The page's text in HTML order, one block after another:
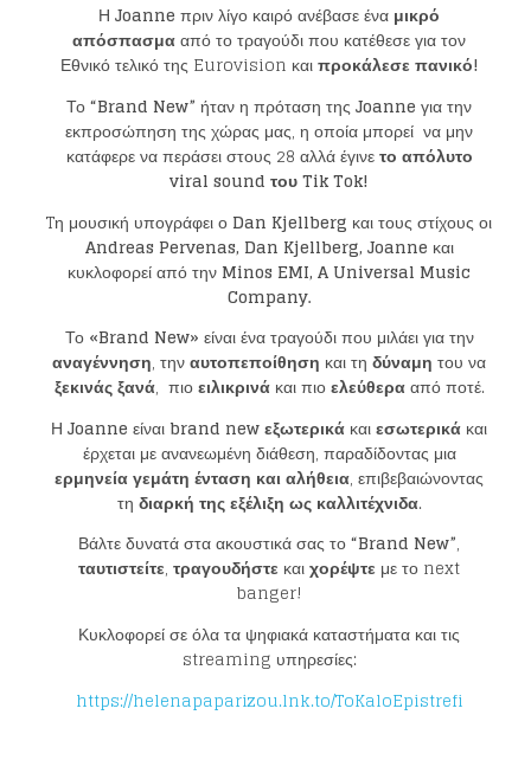
ΗJoanne πριν λίγο καιρό ανέβασε ένα μικρό
απόσπασμααπό το τραγούδι που κατέθεσε για τον
Εθνικό τελικό της Eurovision καιπροκάλεσε πανικό!
Το“Brand New” ήταν η πρόταση τηςJoanneγια την
εκπροσώπηση της χώρας μας, η οποία μπορεί να μην
κατάφερε να περάσει στους 28 αλλά έγινετο απόλυτο
viral sound του Tik Tok!
Tη μουσική υπογράφει ο Dan Kjellberg και τους στίχους οι
Andreas Pervenas, Dan Kjellberg, Joanne και
κυκλοφορεί από την Minos EMI, A Universal Music
Company.
Το «Brand New» είναι ένα τραγούδι που μιλάει για την
αναγέννηση, τηναυτοπεποίθηση και τηδύναμη του να
ξεκινάς ξανά, πιοειλικρινάκαι πιοελεύθερααπό ποτέ.
ΗJoanneείναι brand new εξωτερικά καιεσωτερικά και
έρχεται με ανανεωμένη διάθεση, παραδίδοντας μια
ερμηνεία γεμάτη ένταση και αλήθεια, επιβεβαιώνοντας
τη διαρκή της εξέλιξη ως καλλιτέχνιδα.
Βάλτε δυνατά στα ακουστικά σας το“Brand New”,
ταυτιστείτε,τραγουδήστε καιχορέψτε με το next
banger!
Κυκλοφορεί σε όλα τα ψηφιακά καταστήματα και τις
streaming υπηρεσίες:
https://helenapaparizou.lnk.to/ToKaloEpistrefi
Loading your form, please wait...